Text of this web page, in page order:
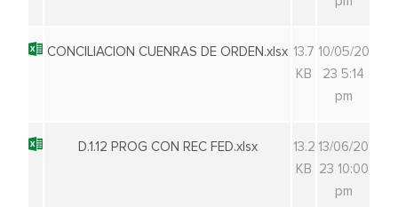
CONCILIACION CUENRAS DE ORDEN.xlsx 13.7
KB
10/05/20
23 5:14
pm
D.1.12 PROG CON REC FED.xlsx
13.2
KB
13/06/20
23 10:00
pm